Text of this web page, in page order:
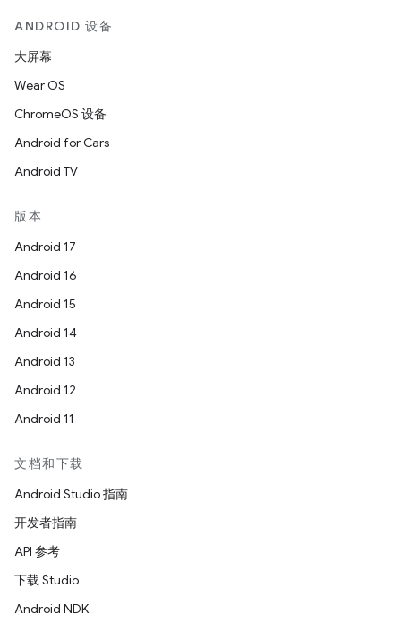
ANDROID 设备
大屏幕
Wear OS
ChromeOS 设备
Android for Cars
Android TV
版本
Android 17
Android 16
Android 15
Android 14
Android 13
Android 12
Android 11
文档和下载
Android Studio 指南
开发者指南
API 参考
下载 Studio
Android NDK